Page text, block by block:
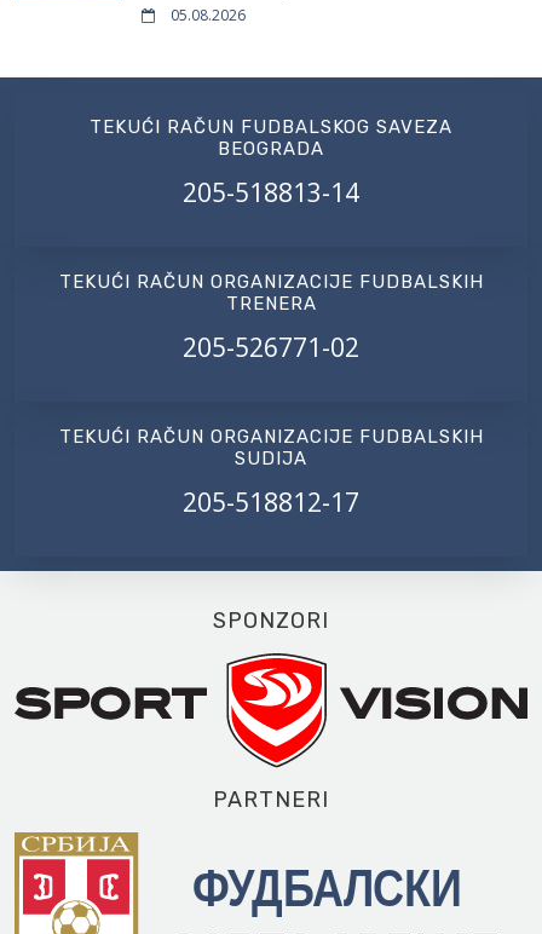
05.08.2026
TEKUĆI RAČUN FUDBALSKOG SAVEZA
BEOGRADA
205-518813-14
TEKUĆI RAČUN ORGANIZACIJE FUDBALSKIH
TRENERA
205-526771-02
TEKUĆI RAČUN ORGANIZACIJE FUDBALSKIH
SUDIJA
205-518812-17
SPONZORI
PARTNERI